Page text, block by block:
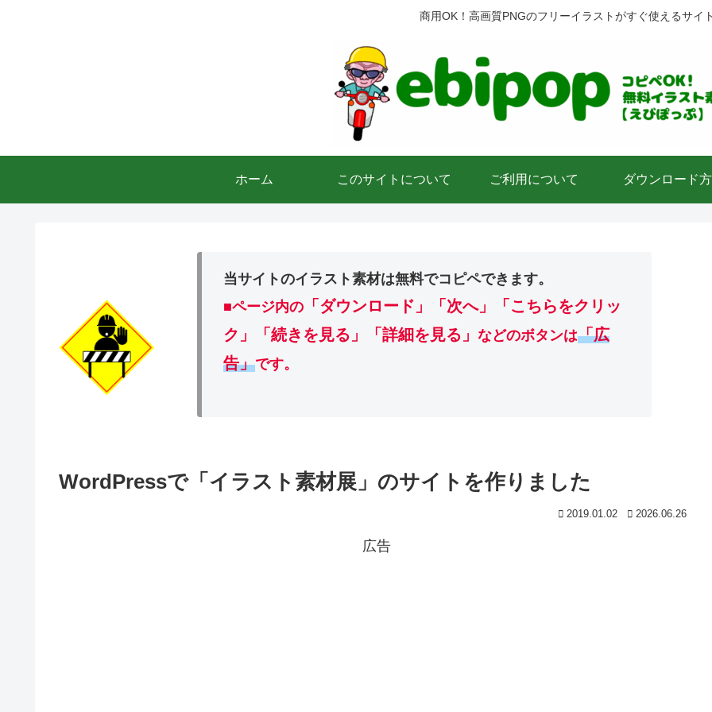
商用OK！高画質PNGのフリーイラストがすぐ使えるサイ
ホーム このサイトについて ご利用について ダウンロード
当サイトのイラスト素材は無料でコピペできます。
■ページ内の 「ダウンロード」
「次へ」「こちらをクリッ
ク」「続きを見る」「詳細を見る」などのボタンは「広
告」です。
WordPressで「イラスト素材展」のサイトを作りました
2019.01.02 2026.06.26
広告